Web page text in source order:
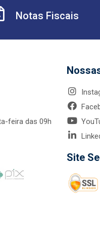
Notas Fiscais
feira das 09h
Site